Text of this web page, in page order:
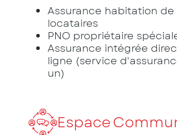
Assurance habitation de
locataires
PNO propriétaire
Assurance intégrée
ligne (service
un)
Espace